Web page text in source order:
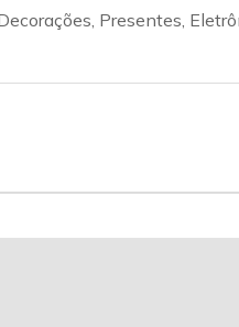
Presentes,